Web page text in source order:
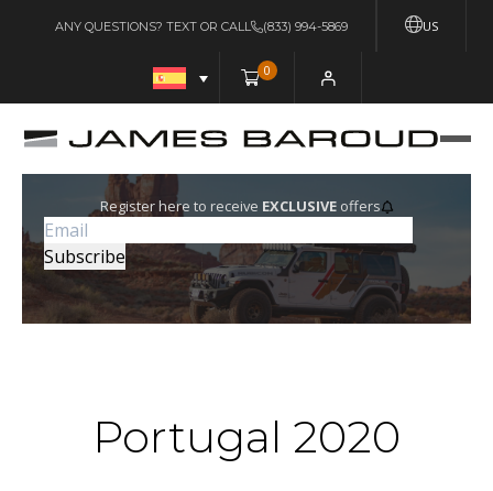
US
ANY QUESTIONS? TEXT OR CALL (833) 994-5869
0
Register here to receive EXCLUSIVEoffers
Portugal 2020